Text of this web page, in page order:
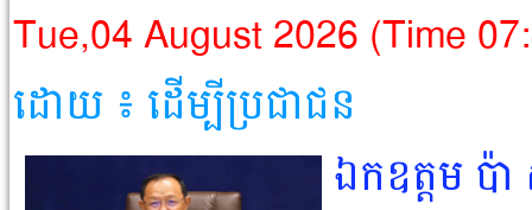
Tue,04 August 2026 (Time
ដោយ ៖ ដើម្បីប្រជាជន​
ឯកឧត្តម ប៉